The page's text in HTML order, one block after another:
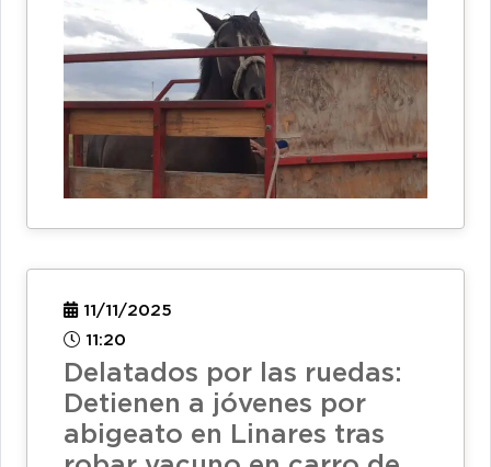
11/11/2025
11:20
Delatados por las ruedas:
Detienen a jóvenes por
abigeato en Linares tras